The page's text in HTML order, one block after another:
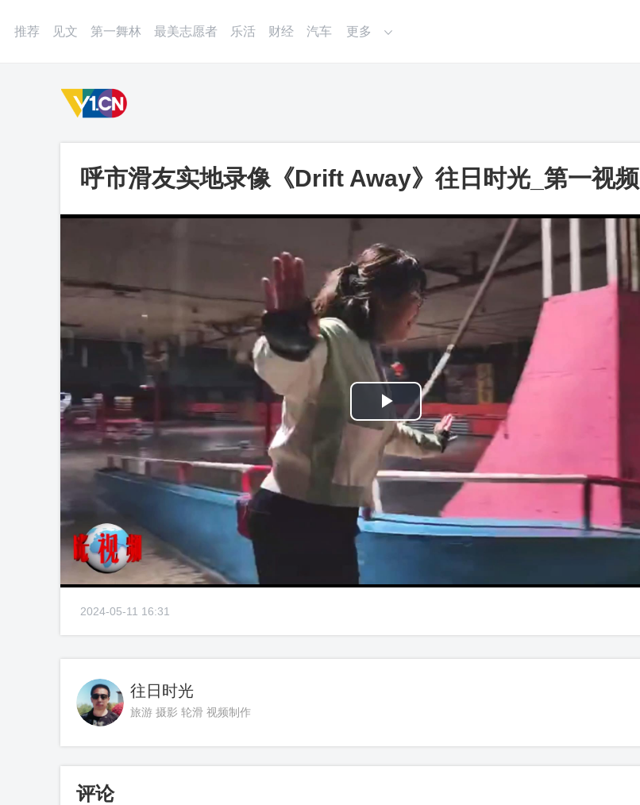
推荐 见文 第一舞林 最美志愿者 乐活 财经 汽车 更多
呼市滑友实地录像《Drift Away》往日时光_第一视频
Play
Video
2024-05-11 16:31
往日时光
旅游 摄影 轮滑 视频制作
评论